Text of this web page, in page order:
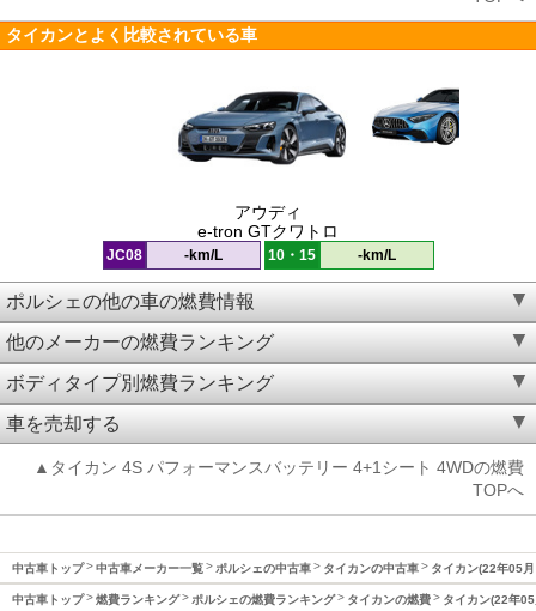
タイカンとよく比較されている車
アウディ
e-tron GTクワトロ
JC08 -km/L 10・15 -km/L
ポルシェの他の車の燃費情報
他のメーカーの燃費ランキング
ボディタイプ別燃費ランキング
車を売却する
▲タイカン 4S パフォーマンスバッテリー 4+1シート 4WDの燃費
TOPへ
中古車トップ 中古車メーカー一覧 ポルシェの中古車 タイカンの中古車 タイカン(22年05
中古車トップ 燃費ランキング ポルシェの燃費ランキング タイカンの燃費 タイカン(22年